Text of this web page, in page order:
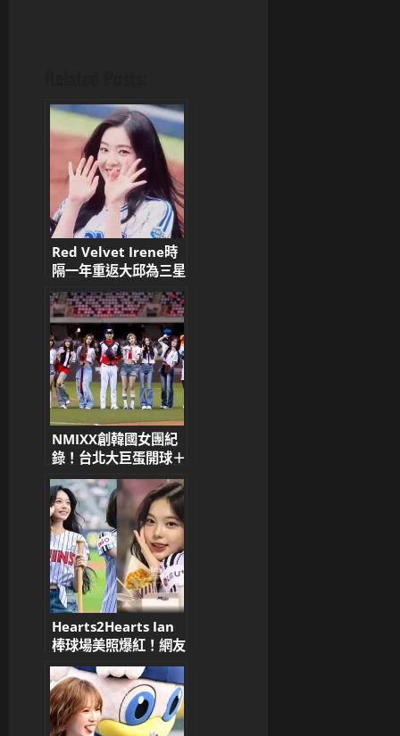
Red Velvet Irene時
隔一年重返大邱為三星
獅開球 大邱女神「三
代第一神顏」登熱搜引
爆中韓討論
NMIXX創韓國女團紀
錄！台北大巨蛋開球＋
賽後開唱 徐若熙「嬌
羞」合照引爆全場
Hearts2Hearts Ian
棒球場美照爆紅！網友
狂讚：天生偶像、顏值
爆表